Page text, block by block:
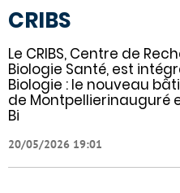
CRIBS
Le CRIBS, Centre de
Biologie Santé, est
Biologie : le nouveau
de Montpellierinauguré
Bi
20/05/2026 19:01